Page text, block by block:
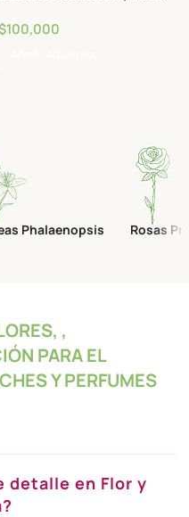
100,000
Phalaenopsis Rosas
,
PARA EL
Y PERFUMES
detalle en Flor y